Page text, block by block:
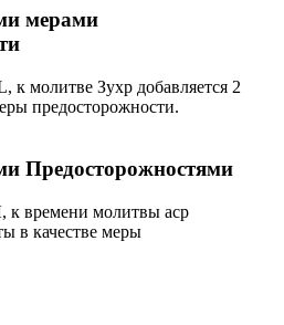
мерами
к молитве Зухр добавляется 2
предосторожности.
Предосторожностями
к времени молитвы аср
в качестве меры